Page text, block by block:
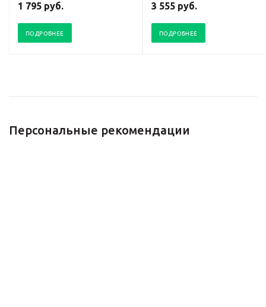
1 795 руб.
ПОДРОБНЕЕ
3 555 руб.
ПОДРОБНЕЕ
Персональные рекомендации